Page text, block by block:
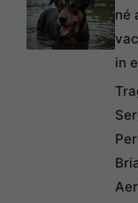
né
in